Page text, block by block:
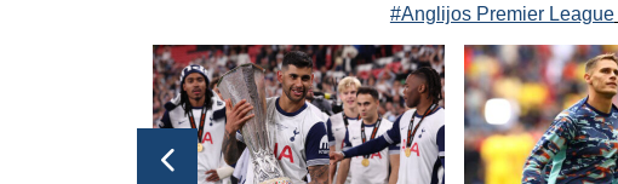
#Anglijos Premier League